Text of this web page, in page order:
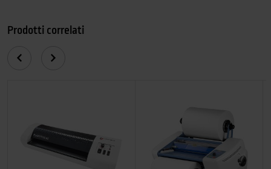
Prodotti correlati